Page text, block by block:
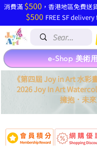
​消費滿 $500 ，香港地區免費
$500 FREE SF
《第四屆 Joy in Art 水彩
2026 Joy In Art
擁抱． 未來
e-Shop 美術